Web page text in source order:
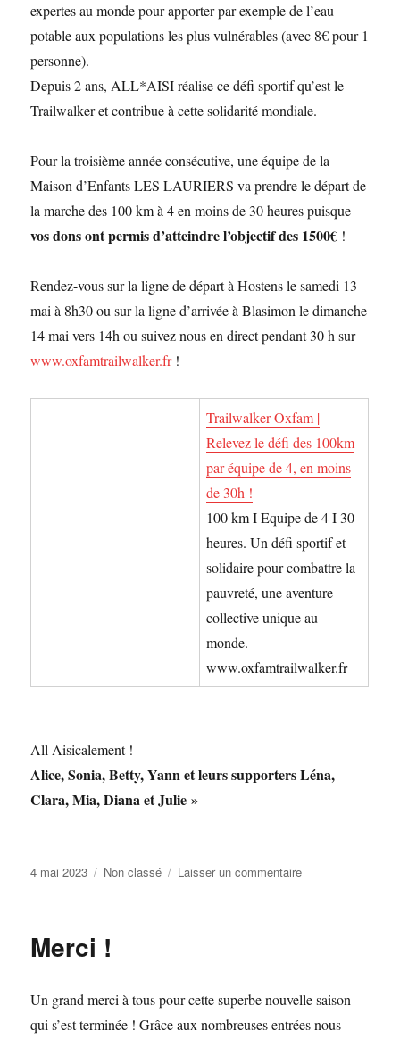
expertes au monde pour apporter par exemple de l’eau
potable aux populations les plus vulnérables (avec 8€ pour 1
personne).
Depuis 2 ans, ALL*AISI réalise ce défi sportif qu’est le
Trailwalker et contribue à cette solidarité mondiale.
Pour la troisième année consécutive, une équipe de la
Maison d’Enfants LES LAURIERS va prendre le départ de
la marche des 100 km à 4 en moins de 30 heures puisque
vos dons ont permis d’atteindre l’objectif des 1500€ !
Rendez-vous sur la ligne de départ à Hostens le samedi 13
mai à 8h30 ou sur la ligne d’arrivée à Blasimon le dimanche
14 mai vers 14h ou suivez nous en direct pendant 30 h sur
www.oxfamtrailwalker.fr!
Trailwalker Oxfam |
Relevez le défi des 100km
par équipe de 4, en moins
de 30h !
100 km I Equipe de 4 I 30
heures. Un défi sportif et
solidaire pour combattre la
pauvreté, une aventure
collective unique au
monde.
www.oxfamtrailwalker.fr
All Aisicalement !
Alice, Sonia, Betty, Yann et leurs supporters Léna,
Clara, Mia, Diana et Julie »
Publié
4 mai 2023 Catégories
Non classé Laisser un commentairesur
Merci !
Un grand merci à tous pour cette superbe nouvelle saison
qui s’est terminée ! Grâce aux nombreuses entrées nous